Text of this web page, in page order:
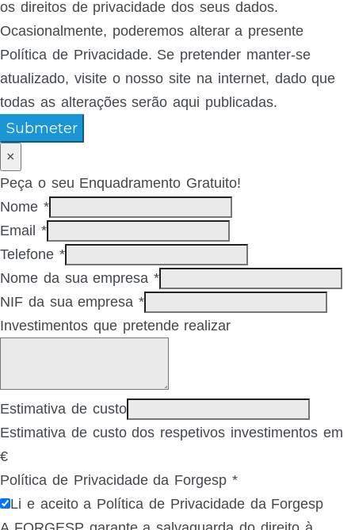
os direitos de privacidade dos seus dados.
Ocasionalmente, poderemos alterar a presente
Política de Privacidade. Se pretender manter-se
atualizado, visite o nosso site na internet, dado que
todas as alterações serão aqui publicadas.
Submeter
×
Peça o seu Enquadramento Gratuito!
Nome *
Email *
Telefone *
Nome da sua empresa*
NIF da sua empresa*
Investimentos que pretende realizar
Estimativa de custo
Estimativa de custo dos respetivos investimentos em
€
Política de Privacidade da Forgesp *
Li e aceito a Política de Privacidade da Forgesp